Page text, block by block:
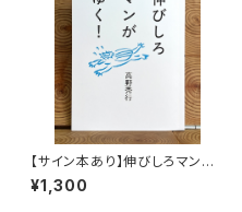
【サイン本あり】伸びしろマンが
ゆく！
¥1,300